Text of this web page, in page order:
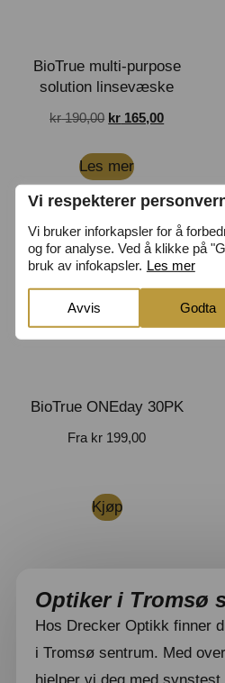
Vi respekterer
Vi bruker inforkapsler for å
og for analyse. Ved å klikke på
bruk av infokapsler. Les mer
Avvis Godta
BioTrue multi-purpose
solution linsevæske
kr190,00 kr 165,00
Les mer
BioTrue ONEday 30PK
Fra kr 199,00
Kjøp
Optiker i Tromsø
Hos Drecker Optikk finner
i Tromsø sentrum. Med